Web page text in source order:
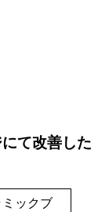
て改善した
ックブ